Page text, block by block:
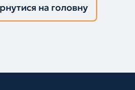
на головну